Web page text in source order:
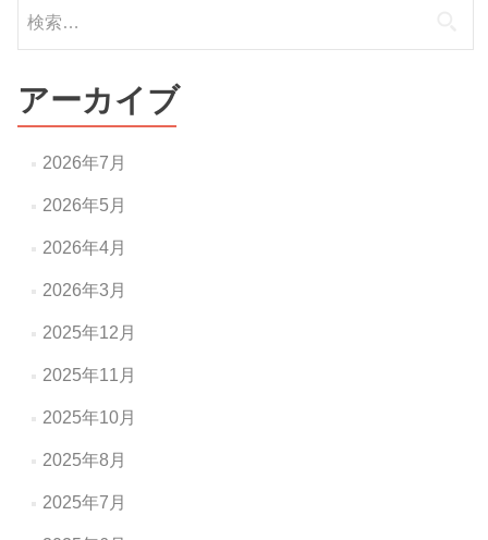
ゲ
シ
ン
索:
アーカイブ
2026年7月
2026年5月
2026年4月
2026年3月
2025年12月
2025年11月
2025年10月
2025年8月
2025年7月